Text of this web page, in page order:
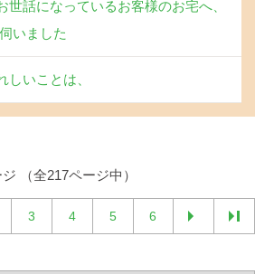
世話になっているお客様のお宅へ、
いました
しいことは、
（全217ページ中）
3 4 5 6